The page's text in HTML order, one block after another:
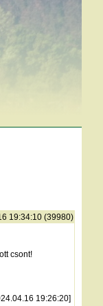
19:34:10 (39980)
csont!
19:26:20]